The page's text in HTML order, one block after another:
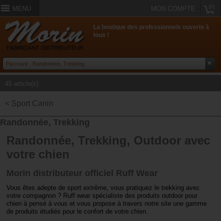
MENU MON COMPTE
La boutique des professionnels ouverte à
tous !
45 article(s)
< Sport Canin
Randonnée, Trekking
Randonnée, Trekking, Outdoor avec
votre chien
Morin distributeur officiel Ruff Wear
Vous êtes adepte de sport extrême, vous pratiquez le trekking avec
votre compagnon ? Ruff wear spécialiste des produits outdoor pour
chien à pensé à vous et vous propose à travers notre site une gamme
de produits étudiés pour le confort de votre chien.